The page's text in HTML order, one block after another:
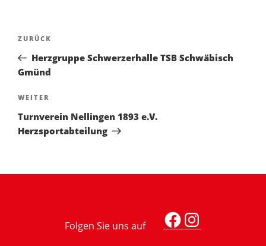
Beitragsnavigation
Vorheriger
Beitrag
ZURÜCK
Herzgruppe Schwerzerhalle TSB Schwäbisch
Gmünd
Nächster
Beitrag
WEITER
Turnverein Nellingen 1893 e.V.
Herzsportabteilung
Facebook